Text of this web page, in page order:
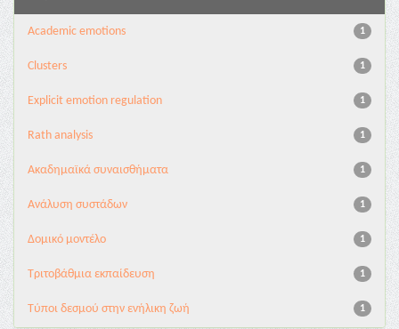
1
Academic emotions
1
Clusters
1
Explicit emotion regulation
1
Rath analysis
1
Ακαδημαϊκά συναισθήματα
1
Ανάλυση συστάδων
1
Δομικό μοντέλο
1
Τριτοβάθμια εκπαίδευση
1
Τύποι δεσμού στην ενήλικη ζωή